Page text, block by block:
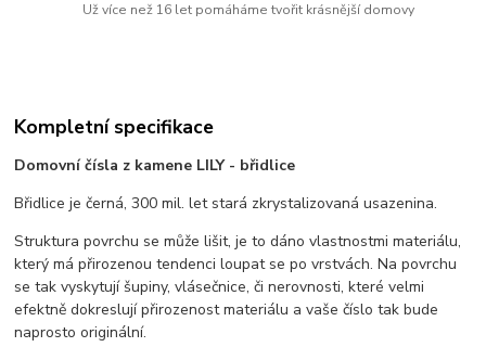
Už více než 16 let pomáháme tvořit krásnější domovy
Kompletní specifikace
Domovní čísla z kamene LILY - břidlice
Břidlice je černá, 300 mil. let stará zkrystalizovaná usazenina.
Struktura povrchu se může lišit, je to dáno vlastnostmi materiálu,
který má přirozenou tendenci loupat se po vrstvách. Na povrchu
se tak vyskytují šupiny, vlásečnice, či nerovnosti, které velmi
efektně dokreslují přirozenost materiálu a vaše číslo tak bude
naprosto originální.